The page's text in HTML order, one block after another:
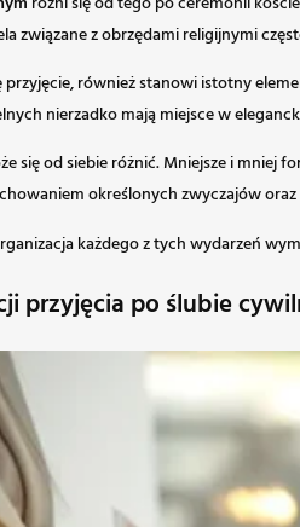
związane z obrzędami religijnymi
przyjęcie, również stanowi istotny
nierzadko mają miejsce w
się od siebie różnić. Mniejsze i mniej
określonych zwyczajów
każdego z tych wydarzeń
przyjęcia po ślubie